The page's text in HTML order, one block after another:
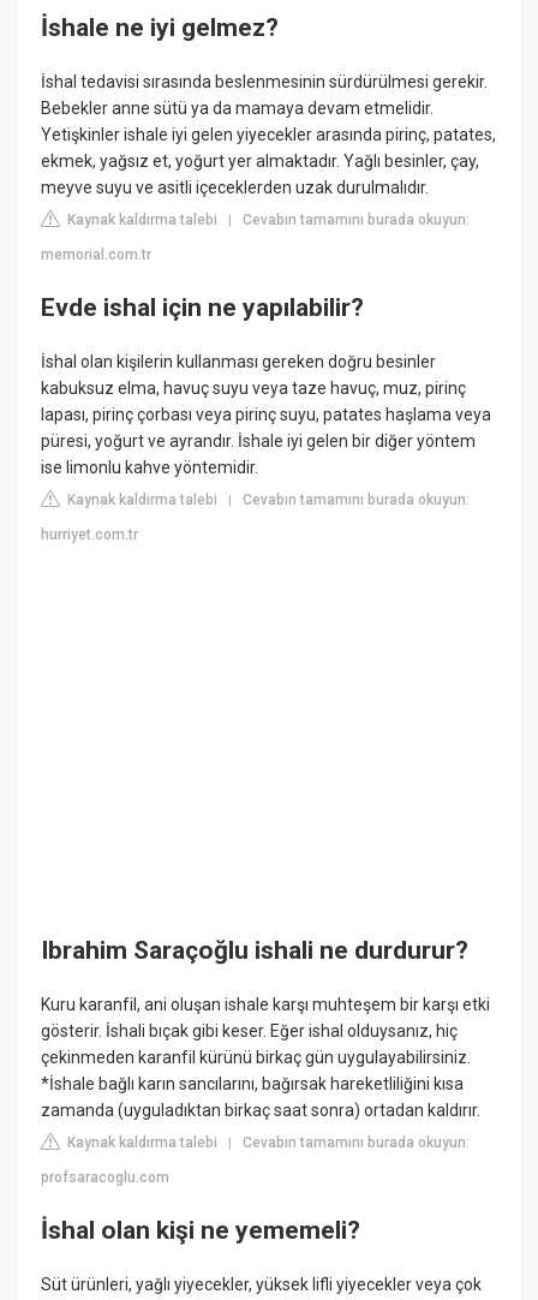
İshale ne iyi gelmez?
İshal tedavisi sırasında beslenmesinin sürdürülmesi gerekir.
Bebekler anne sütü ya da mamaya devam etmelidir.
Yetişkinler ishale iyi gelen yiyecekler arasında pirinç, patates,
ekmek, yağsız et, yoğurt yer almaktadır. Yağlı besinler, çay,
meyve suyu ve asitli içeceklerden uzak durulmalıdır.
Kaynak kaldırma talebi |Cevabın tamamını burada okuyun:
memorial.com.tr
Evde ishal için ne yapılabilir?
İshal olan kişilerin kullanması gereken doğru besinler
kabuksuz elma, havuç suyu veya taze havuç, muz, pirinç
lapası, pirinç çorbası veya pirinç suyu, patates haşlama veya
püresi, yoğurt ve ayrandır. İshale iyi gelen bir diğer yöntem
ise limonlu kahve yöntemidir.
Kaynak kaldırma talebi |Cevabın tamamını burada okuyun:
hurriyet.com.tr
Ibrahim Saraçoğlu ishali ne durdurur?
Kuru karanfil, ani oluşan ishale karşı muhteşem bir karşı etki
gösterir. İshali bıçak gibi keser. Eğer ishal olduysanız, hiç
çekinmeden karanfil kürünü birkaç gün uygulayabilirsiniz.
*İshale bağlı karın sancılarını, bağırsak hareketliliğini kısa
zamanda (uyguladıktan birkaç saat sonra) ortadan kaldırır.
Kaynak kaldırma talebi |Cevabın tamamını burada okuyun:
profsaracoglu.com
İshal olan kişi ne yememeli?
Süt ürünleri, yağlı yiyecekler, yüksek lifli yiyecekler veya çok